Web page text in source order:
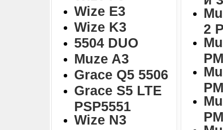
Wize E3
Wize K3
5504 DUO
Muze A3
Grace Q5 5506
Grace S5 LTE
PSP5551
Wize N3
2